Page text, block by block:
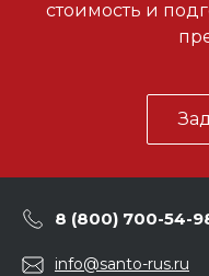
стоимость и
8 (800) 700-54-
info@santo-rus.ru